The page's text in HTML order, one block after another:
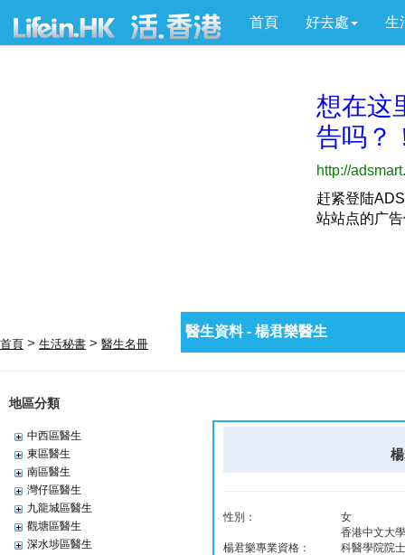
首頁 好去處 生
首頁 > 生活秘書 > 醫生名冊
地區分類
中西區醫生
東區醫生
南區醫生
灣仔區醫生
九龍城區醫生
觀塘區醫生
深水埗區醫生
醫生資料 - 楊君樂醫生
性別： 女
楊君樂專業資格：
香港中文大
科醫學院院